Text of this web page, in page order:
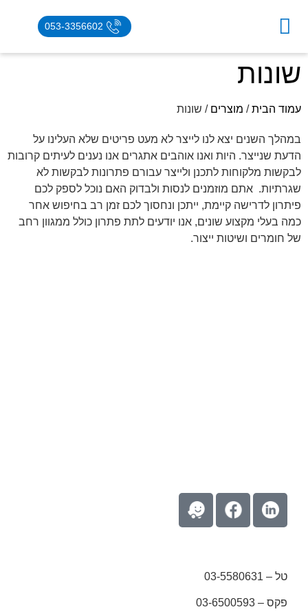
053-3356602
שונות
עמוד הבית/ מוצרים / שונות
במהלך השנים יצא לנו לייצר לא מעט פריטים שלא העלינו על
הדעת שנייצר. היות ואנו אוהבים אתגרים אנו נענים לעיתים קרובות
לבקשות מלקוחות לתכנן ולייצר עבורם פתרונות לבקשות לא
שגרתיות. אתם מוזמנים לנסות ולבדוק האם נוכל לספק לכם
פיתרון לדרישה קיימת, ייתכן ונחסוך לכם זמן רב בחיפוש אחר
כמה בעלי מקצוע שונים, אנו יודעים לתת פתרון כולל ממגוון רחב
של חומרים ושיטות ייצור.
טל – 03-5580631
פקס – 03-6500593